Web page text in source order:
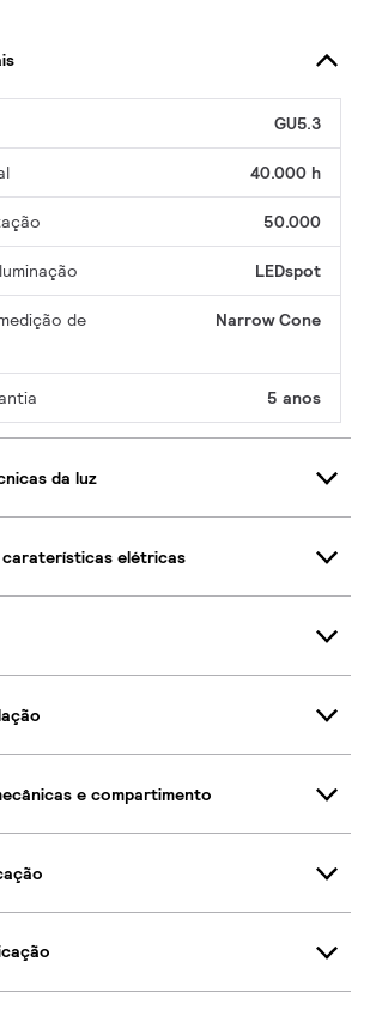
GU5.3
40.000 h
50.000
LEDspot
de
Narrow Cone
5 anos
da luz
caraterísticas elétricas
e compartimento